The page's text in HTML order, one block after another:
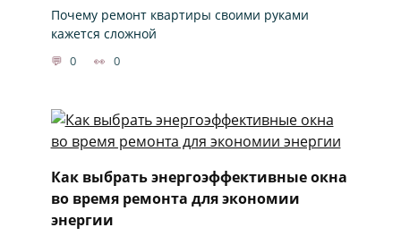
Почему ремонт квартиры своими руками
кажется сложной
0 0
Как выбрать энергоэффективные окна
во время ремонта для экономии
энергии